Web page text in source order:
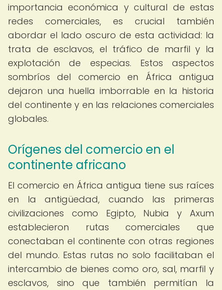
importancia económica y cultural de estas
redes comerciales, es crucial también
abordar el lado oscuro de esta actividad: la
trata de esclavos, el tráfico de marfil y la
explotación de especias. Estos aspectos
sombríos del comercio en África antigua
dejaron una huella imborrable en la historia
del continente y en las relaciones comerciales
globales.
Orígenes del comercio en el
continente africano
El comercio en África antigua tiene sus raíces
en la antigüedad, cuando las primeras
civilizaciones como Egipto, Nubia y Axum
establecieron rutas comerciales que
conectaban el continente con otras regiones
del mundo. Estas rutas no solo facilitaban el
intercambio de bienes como oro, sal, marfil y
esclavos, sino que también permitían la